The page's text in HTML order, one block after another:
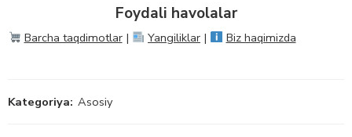
Foydali havolalar
Barcha taqdimotlar| Yangiliklar | Biz haqimizda
Kategoriya: Asosiy